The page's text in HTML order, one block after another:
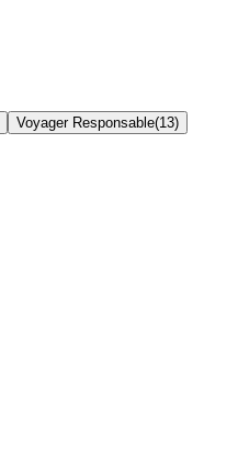
Voyager Responsable(13)